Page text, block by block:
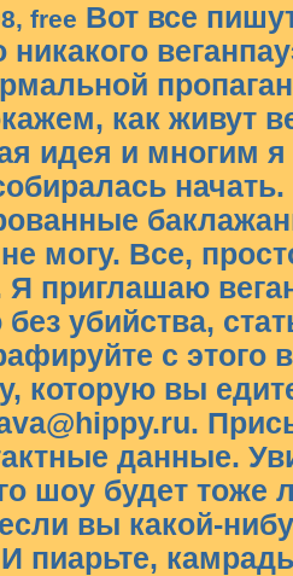
free Вот все
никакого
как живут
идея и многим
не могу. Все,
Я приглашаю
убийства,
с этого
которую вы
данные.
шоу будет
вы какой-
И пиарьте,